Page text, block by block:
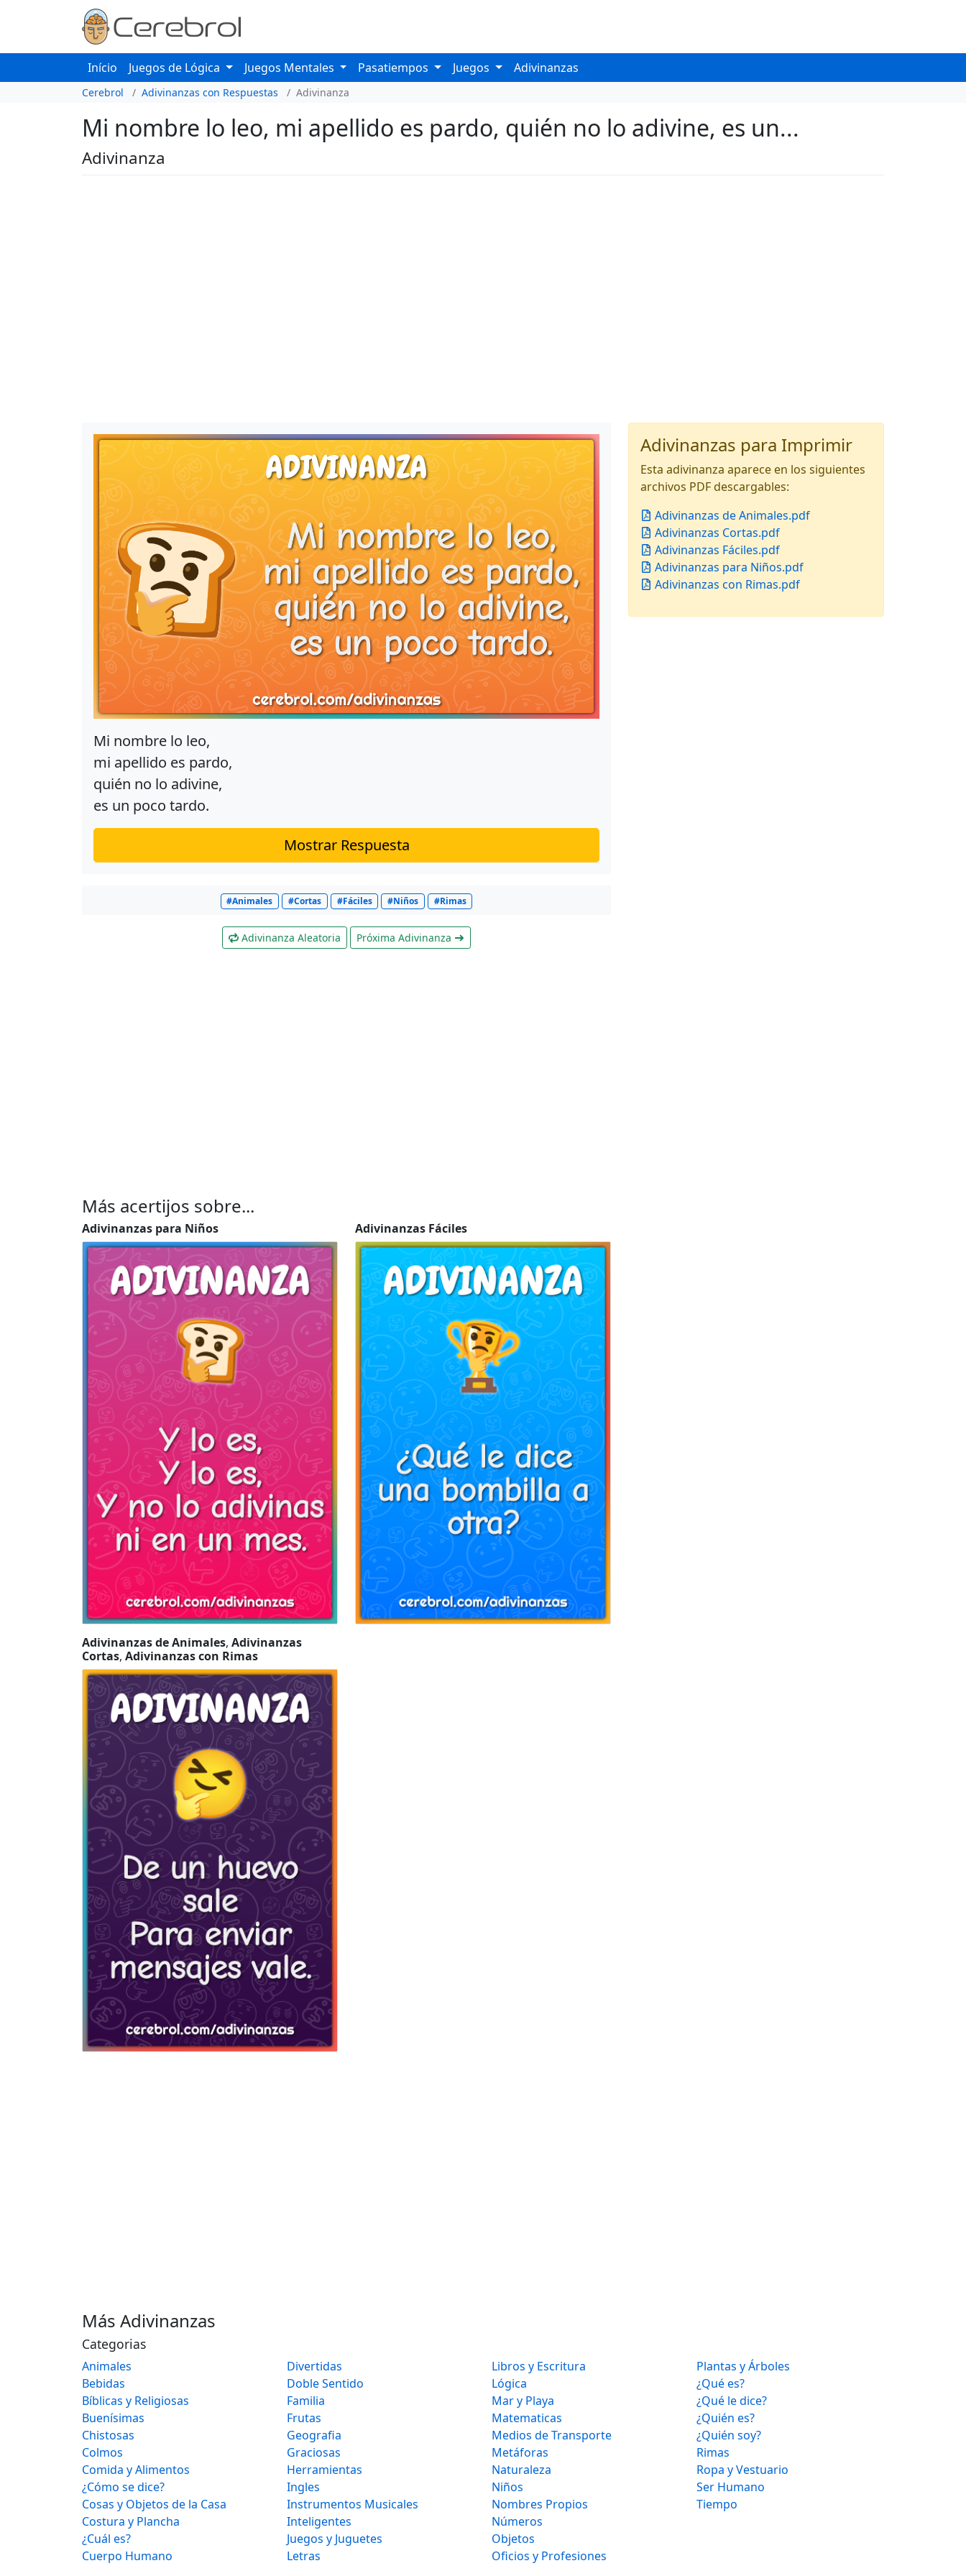
Início Juegos de Lógica Juegos Mentales Pasatiempos Juegos Adivinanzas
Cerebrol Adivinanzas con Respuestas Adivinanza
Mi nombre lo leo, mi apellido es pardo, quién no lo adivine, es un...
Adivinanza
Mi nombre lo leo,
mi apellido es pardo,
quién no lo adivine,
es un poco tardo.
Mostrar Respuesta
#Animales #Cortas #Fáciles #Niños #Rimas
Adivinanza Aleatoria Próxima Adivinanza
Adivinanzas para Imprimir
Esta adivinanza aparece en los siguientes
archivos PDF descargables:
Adivinanzas de Animales.pdf
Adivinanzas Cortas.pdf
Adivinanzas Fáciles.pdf
Adivinanzas para Niños.pdf
Adivinanzas con Rimas.pdf
Más acertijos sobre...
Adivinanzas para Niños Adivinanzas Fáciles
Adivinanzas de Animales, Adivinanzas
Cortas, Adivinanzas con Rimas
Más Adivinanzas
Categorias
Animales
Bebidas
Bíblicas y Religiosas
Buenísimas
Chistosas
Colmos
Comida y Alimentos
¿Cómo se dice?
Cosas y Objetos de la Casa
Costura y Plancha
¿Cuál es?
Cuerpo Humano
Divertidas
Doble Sentido
Familia
Frutas
Geografia
Graciosas
Herramientas
Ingles
Instrumentos Musicales
Inteligentes
Juegos y Juguetes
Letras
Libros y Escritura
Lógica
Mar y Playa
Matematicas
Medios de Transporte
Metáforas
Naturaleza
Niños
Nombres Propios
Números
Objetos
Oficios y Profesiones
Plantas y Árboles
¿Qué es?
¿Qué le dice?
¿Quién es?
¿Quién soy?
Rimas
Ropa y Vestuario
Ser Humano
Tiempo